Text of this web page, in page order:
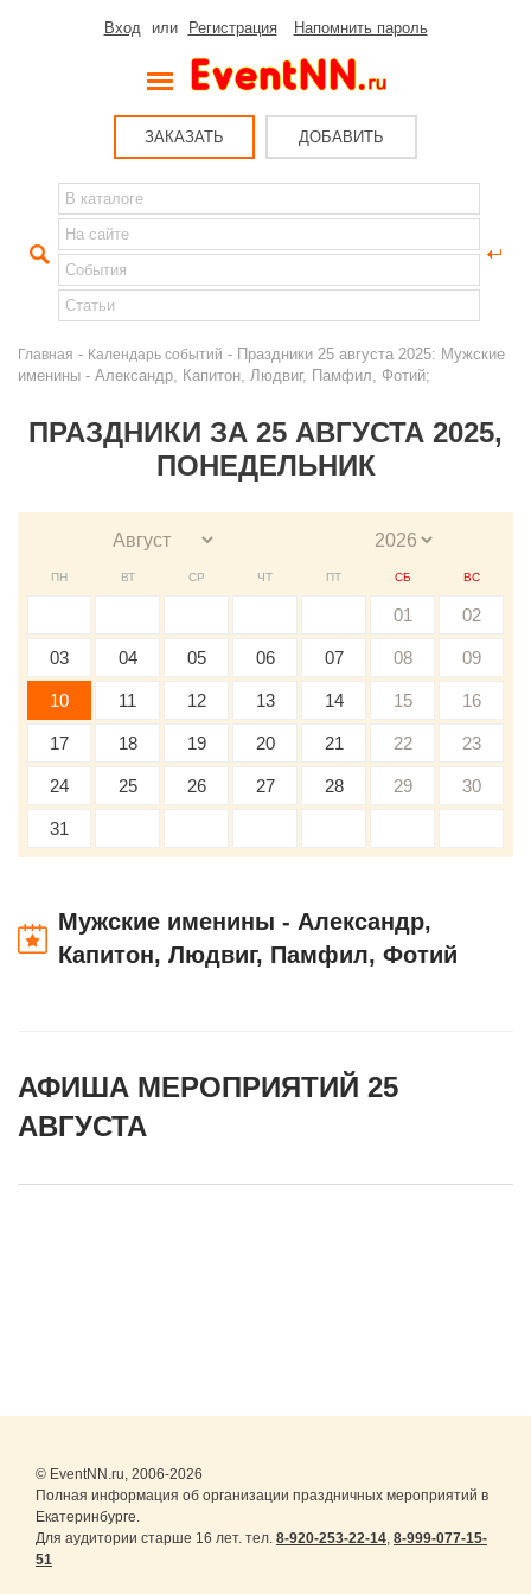
Вход или Регистрация Напомнить пароль
ЗАКАЗАТЬ ДОБАВИТЬ
Главная - Календарь событий - Праздники 25 августа 2025: Мужские
именины - Александр, Капитон, Людвиг, Памфил, Фотий;
ПРАЗДНИКИ ЗА 25 АВГУСТА 2025,
ПОНЕДЕЛЬНИК
ПН ВТ СР ЧТ ПТ СБ ВС
01 02
03 04 05 06 07 08 09
10 11 12 13 14 15 16
17 18 19 20 21 22 23
24 25 26 27 28 29 30
31
Мужские именины - Александр,
Капитон, Людвиг, Памфил, Фотий
АФИША МЕРОПРИЯТИЙ 25
АВГУСТА
© EventNN.ru, 2006-2026
Полная информация об организации праздничных мероприятий в
Екатеринбурге.
Для аудитории старше 16 лет. тел. 8-920-253-22-14, 8-999-077-15-
51